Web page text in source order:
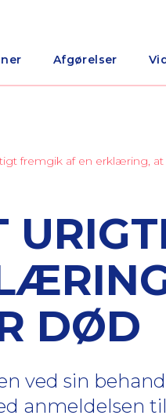
Afgørelser
fremgik af en erklæring,
DØD
ved sin
anmeldelsen til